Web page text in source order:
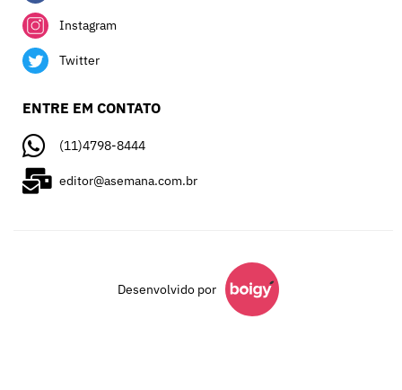
Instagram
Twitter
ENTRE EM CONTATO
(11)4798-8444
editor@asemana.com.br
Desenvolvido por